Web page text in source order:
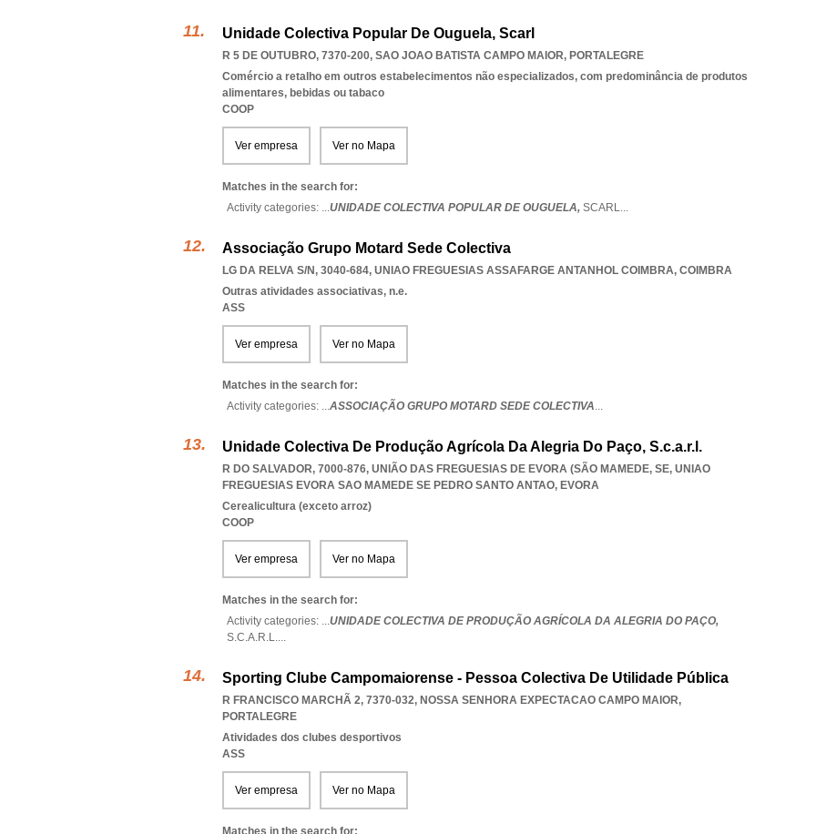
Unidade Colectiva Popular De Ouguela, Scarl
R 5 DE OUTUBRO, 7370-200, SAO JOAO BATISTA CAMPO MAIOR, PORTALEGRE
Comércio a retalho em outros estabelecimentos não especializados, com predominância de produtos
alimentares, bebidas ou tabaco
COOP
Ver empresa Ver no Mapa
Matches in the search for:
Activity categories: ...UNIDADE COLECTIVA POPULAR DE OUGUELA, SCARL...
Associação Grupo Motard Sede Colectiva
LG DA RELVA S/N, 3040-684, UNIAO FREGUESIAS ASSAFARGE ANTANHOL COIMBRA, COIMBRA
Outras atividades associativas, n.e.
ASS
Ver empresa Ver no Mapa
Matches in the search for:
Activity categories: ...ASSOCIAÇÃO GRUPO MOTARD SEDE COLECTIVA...
Unidade Colectiva De Produção Agrícola Da Alegria Do Paço, S.c.a.r.l.
R DO SALVADOR, 7000-876, UNIÃO DAS FREGUESIAS DE EVORA (SÃO MAMEDE, SE, UNIAO
FREGUESIAS EVORA SAO MAMEDE SE PEDRO SANTO ANTAO, EVORA
Cerealicultura (exceto arroz)
COOP
Ver empresa Ver no Mapa
Matches in the search for:
Activity categories: ...UNIDADE COLECTIVA DE PRODUÇÃO AGRÍCOLA DA ALEGRIA DO PAÇO,
S.C.A.R.L....
Sporting Clube Campomaiorense - Pessoa Colectiva De Utilidade Pública
R FRANCISCO MARCHÃ 2, 7370-032, NOSSA SENHORA EXPECTACAO CAMPO MAIOR,
PORTALEGRE
Atividades dos clubes desportivos
ASS
Ver empresa Ver no Mapa
Matches in the search for: